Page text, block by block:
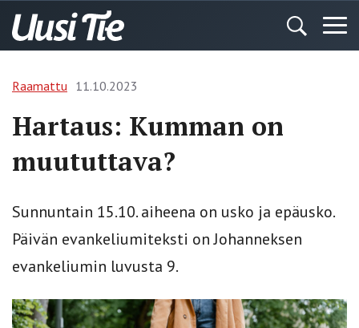
Raamattu 11.10.2023
Hartaus: Kumman on
muututtava?
Sunnuntain 15.10. aiheena on usko ja epäusko.
Päivän evankeliumiteksti on Johanneksen
evankeliumin luvusta 9.